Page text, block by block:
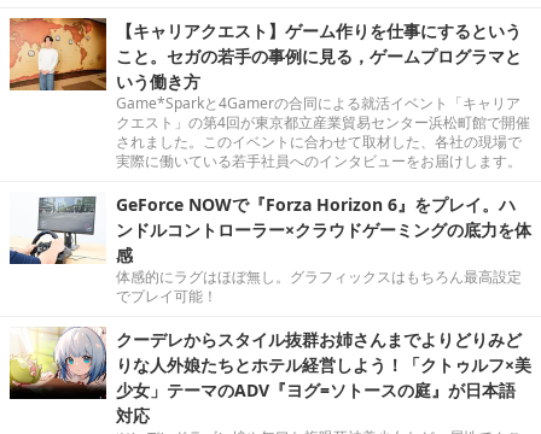
【キャリアクエスト】ゲーム作りを仕事にするという
こと。セガの若手の事例に見る，ゲームプログラマと
いう働き方
Game*Sparkと4Gamerの合同による就活イベント「キャリア
クエスト」の第4回が東京都立産業貿易センター浜松町館で開催
されました。このイベントに合わせて取材した、各社の現場で
実際に働いている若手社員へのインタビューをお届けします。
GeForce NOWで『Forza Horizon 6』をプレイ。ハ
ンドルコントローラー×クラウドゲーミングの底力を体
感
体感的にラグはほぼ無し。グラフィックスはもちろん最高設定
でプレイ可能！
クーデレからスタイル抜群お姉さんまでよりどりみど
りな人外娘たちとホテル経営しよう！「クトゥルフ×美
少女」テーマのADV『ヨグ=ソトースの庭』が日本語
対応